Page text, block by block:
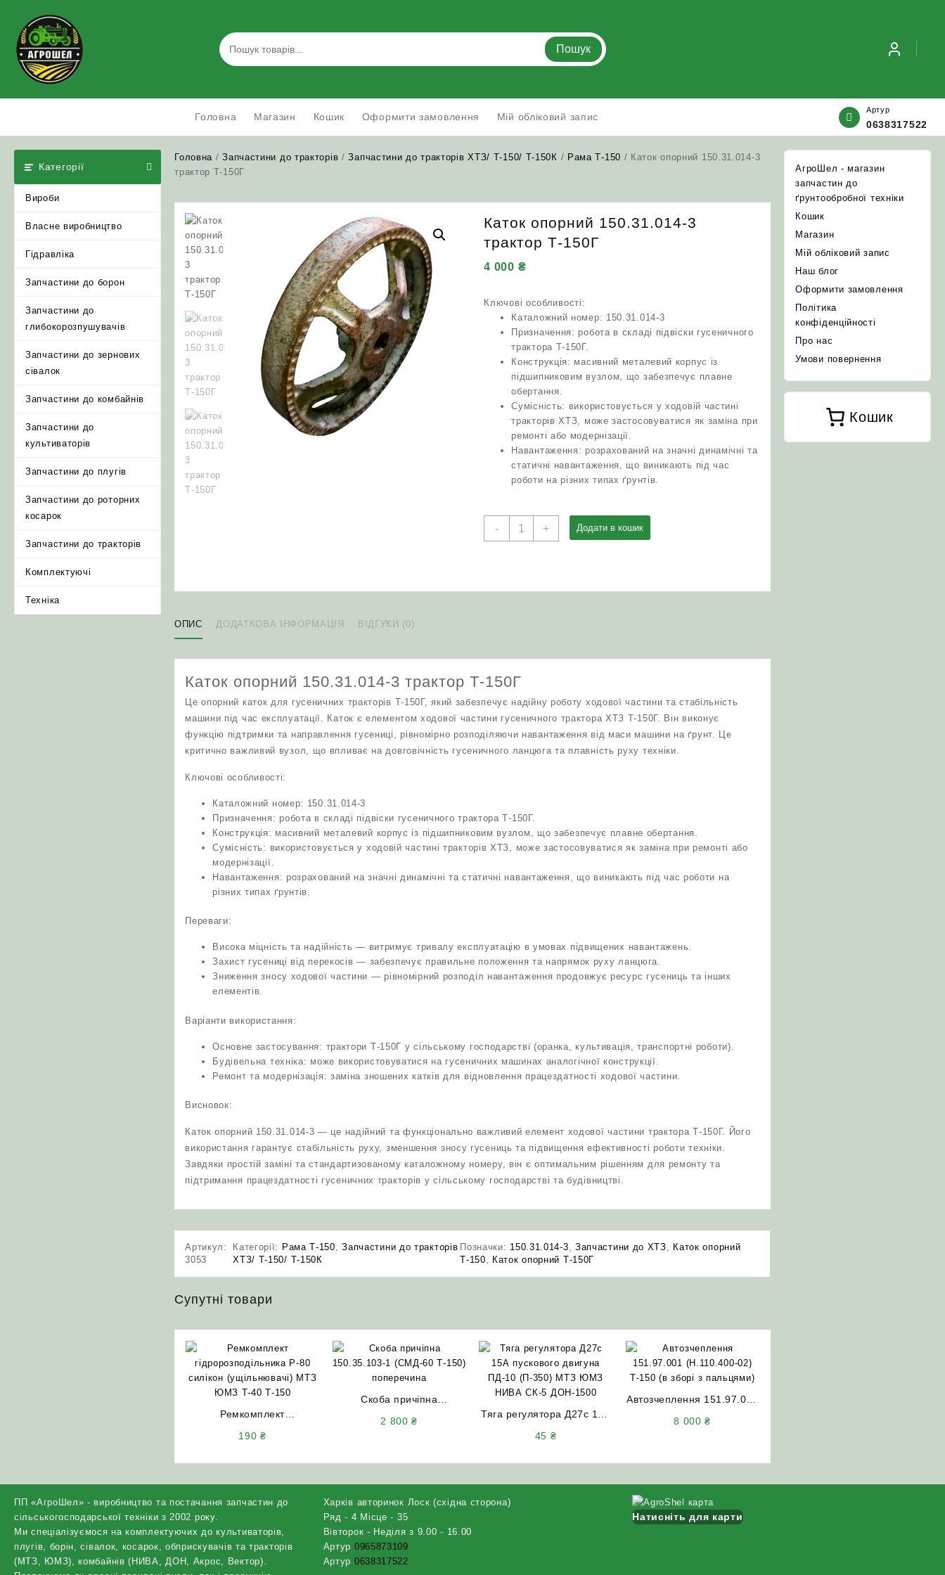
content
Пошук
Головна Магазин Кошик Оформити замовлення Мій обліковий запис
Артур
0638317522
Категорії
Вироби
Власне виробництво
Гідравліка
Запчастини до борон
Запчастини до
глибокорозпушувачів
Запчастини до зернових
сівалок
Запчастини до комбайнів
Запчастини до
культиваторів
Запчастини до плугів
Запчастини до роторних
косарок
Запчастини до тракторів
Комплектуючі
Техніка
Головна /Запчастини до тракторів /Запчастини до тракторів ХТЗ/ Т-150/ Т-150К / Рама Т-150 / Каток опорний 150.31.014-3
трактор Т-150Г
Каток опорний 150.31.014-3
трактор Т-150Г
4 000 ₴
Ключові особливості:
Каталожний номер: 150.31.014-3
Призначення: робота в складі підвіски гусеничного
трактора Т-150Г.
Конструкція: масивний металевий корпус із
підшипниковим вузлом, що забезпечує плавне
обертання.
Сумісність: використовується у ходовій частині
тракторів ХТЗ, може застосовуватися як заміна при
ремонті або модернізації.
Навантаження: розрахований на значні динамічні та
статичні навантаження, що виникають під час
роботи на різних типах ґрунтів.
-
Каток
+ Додати в кошик
ОПИС ДОДАТКОВА ІНФОРМАЦІЯ ВІДГУКИ (0)
Каток опорний 150.31.014-3 трактор Т-150Г
Це опорний каток для гусеничних тракторів Т-150Г, який забезпечує надійну роботу ходової частини та стабільність
машини під час експлуатації. Каток є елементом ходової частини гусеничного трактора ХТЗ Т-150Г. Він виконує
функцію підтримки та направлення гусениці, рівномірно розподіляючи навантаження від маси машини на ґрунт. Це
критично важливий вузол, що впливає на довговічність гусеничного ланцюга та плавність руху техніки.
Ключові особливості:
Каталожний номер: 150.31.014-3
Призначення: робота в складі підвіски гусеничного трактора Т-150Г.
Конструкція: масивний металевий корпус із підшипниковим вузлом, що забезпечує плавне обертання.
Сумісність: використовується у ходовій частині тракторів ХТЗ, може застосовуватися як заміна при ремонті або
модернізації.
Навантаження: розрахований на значні динамічні та статичні навантаження, що виникають під час роботи на
різних типах ґрунтів.
Переваги:
Висока міцність та надійність — витримує тривалу експлуатацію в умовах підвищених навантажень.
Захист гусениці від перекосів — забезпечує правильне положення та напрямок руху ланцюга.
Зниження зносу ходової частини — рівномірний розподіл навантаження продовжує ресурс гусениць та інших
елементів.
Варіанти використання:
Основне застосування: трактори Т-150Г у сільському господарстві (оранка, культивація, транспортні роботи).
Будівельна техніка: може використовуватися на гусеничних машинах аналогічної конструкції.
Ремонт та модернізація: заміна зношених катків для відновлення працездатності ходової частини.
Висновок:
Каток опорний 150.31.014-3 — це надійний та функціонально важливий елемент ходової частини трактора Т-150Г. Його
використання гарантує стабільність руху, зменшення зносу гусениць та підвищення ефективності роботи техніки.
Завдяки простій заміні та стандартизованому каталожному номеру, він є оптимальним рішенням для ремонту та
підтримання працездатності гусеничних тракторів у сільському господарстві та будівництві.
Артикул:
3053
Категорії: Рама Т-150,Запчастини до тракторів
ХТЗ/ Т-150/ Т-150К
Позначки: 150.31.014-3, Запчастини до ХТЗ, Каток опорний
Т-150, Каток опорний Т-150Г
Супутні товари
Ремкомплект
190₴
Скоба причіпна
2 800₴
Тяга регулятора Д27с 15А
45 ₴
Автозчеплення 151.97.001
8 000₴
АгроШел - магазин
запчастин до
ґрунтообробної техніки
Кошик
Магазин
Мій обліковий запис
Наш блог
Оформити замовлення
Політика
конфіденційності
Про нас
Умови повернення
Кошик
ПП «АгроШел» - виробництво та постачання запчастин до
сільськогосподарської техніки з 2002 року.
Ми спеціалізуємося на комплектуючих до культиваторів,
плугів, борін, сівалок, косарок, обприскувачів та тракторів
(МТЗ, ЮМЗ), комбайнів (НИВА, ДОН, Акрос, Вектор).
Харків авторинок Лоск (східна сторона)
Ряд - 4 Місце - 35
Вівторок - Неділя з 9.00 - 16.00
Артур 0965873109
Артур 0638317522
Натисніть для карти